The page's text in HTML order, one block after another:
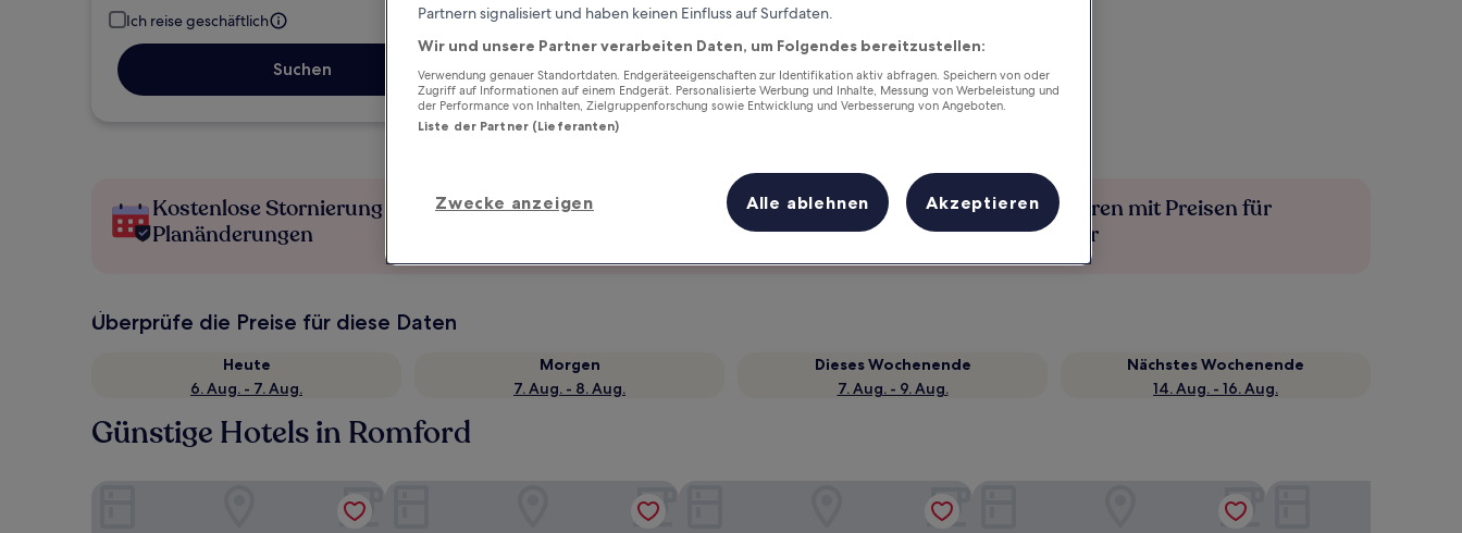
Ich reise geschäftlich
Suchen
Kostenlose Stornierung bei
Planänderungen
Verdiene Prämien für jede
wahrgenommene Übernachtung
Mehr sparen mit Preisen für
Mitglieder
Überprüfe die Preise für diese Daten
Heute
6. Aug. - 7. Aug.
Morgen
7. Aug. - 8. Aug.
Dieses Wochenende
7. Aug. - 9. Aug.
Nächstes Wochenende
14. Aug. - 16. Aug.
Günstige Hotels in Romford
Spark by Hilton London Romford Premier Inn London Romford Town Centre City Apartment Sleeps 4 With Garden
Partnern signalisiert und haben keinen Einfluss auf Surfdaten.
Wir und unsere Partner verarbeiten Daten, um Folgendes bereitzustellen:
Verwendung genauer Standortdaten. Endgeräteeigenschaften zur Identifikation aktiv abfragen. Speichern von oder
Zugriff auf Informationen auf einem Endgerät. Personalisierte Werbung und Inhalte, Messung von Werbeleistung und
der Performance von Inhalten, Zielgruppenforschung sowie Entwicklung und Verbesserung von Angeboten.
Liste der Partner (Lieferanten)
Zwecke anzeigen Alle ablehnen Akzeptieren